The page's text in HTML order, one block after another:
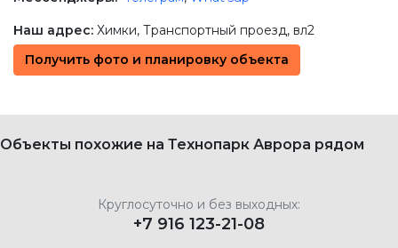
Наш адрес: Химки, Транспортный проезд, вл2
Получить фото и планировку объекта
Объекты похожие на Технопарк Аврора рядом
Круглосуточно и без выходных:
+7 916 123-21-08